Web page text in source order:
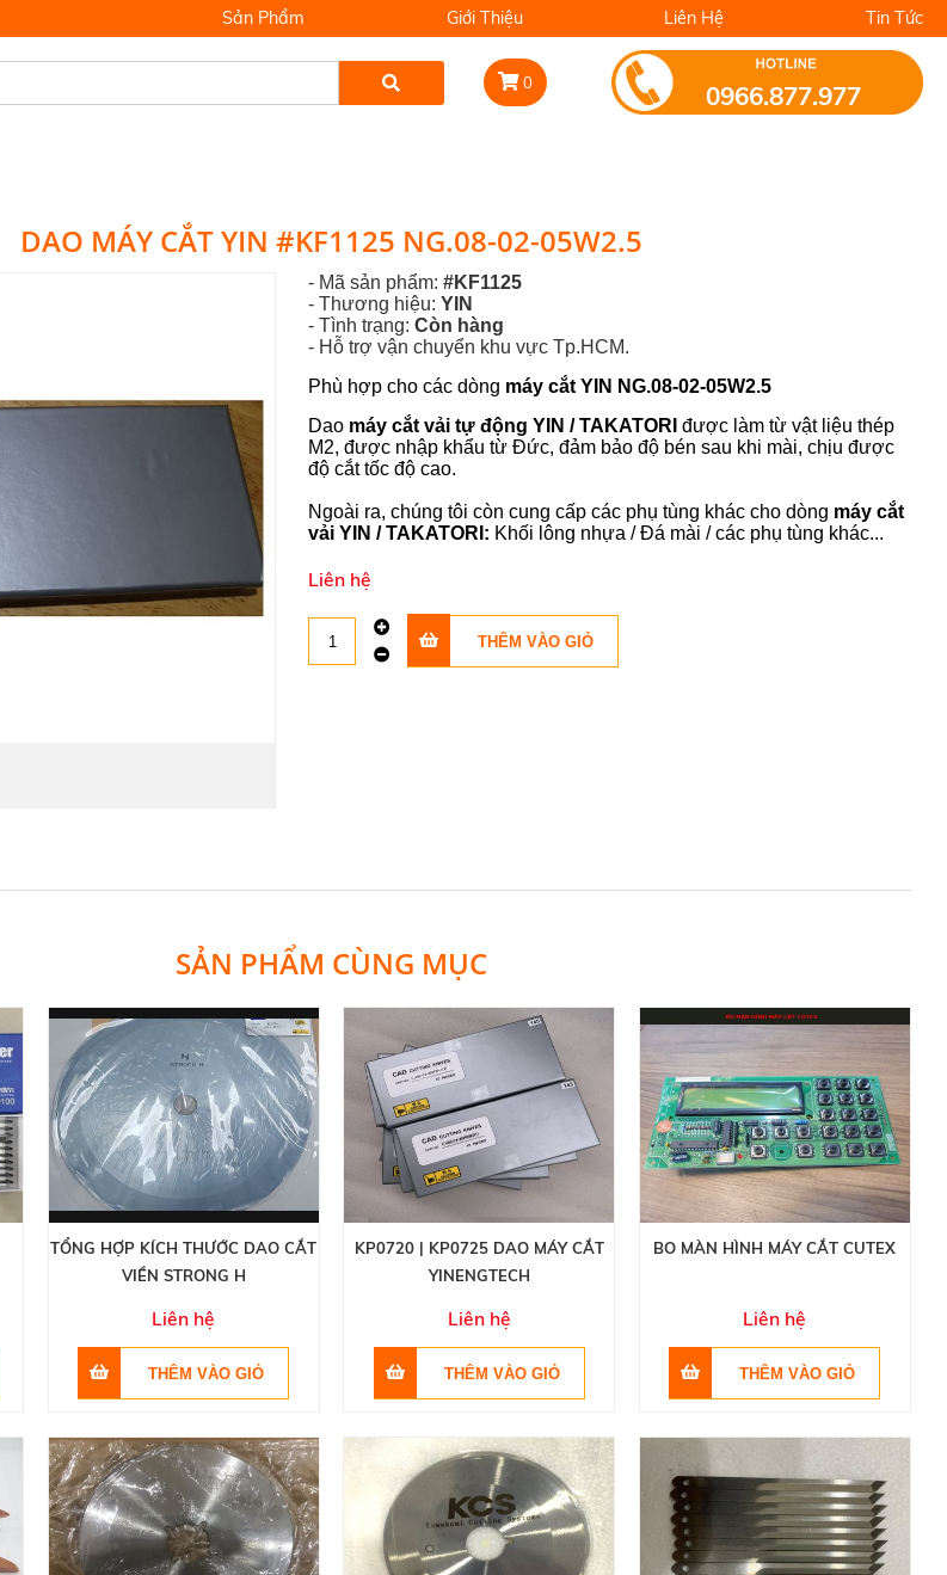
Sản Phẩm Giới Thiệu Liên Hệ Tin Tức
0 0966.877.977
DAO MÁY CẮT YIN #KF1125 NG.08-02-05W2.5
- Mã sản phẩm:#KF1125
- Thương hiệu:YIN
- Tình trạng:Còn hàng
- Hỗ trợ vận chuyển khu vực Tp.HCM.
Phù hợp cho các dòng máy cắt YIN NG.08-02-05W2.5
Dao máy cắt vải tự động YIN / TAKATORI được làm từ vật liệu thép
M2, được nhập khẩu từ Đức, đảm bảo độ bén sau khi mài, chịu được
độ cắt tốc độ cao.
Ngoài ra, chúng tôi còn cung cấp các phụ tùng khác cho dòng máy cắt
vải YIN / TAKATORI: Khối lông nhựa / Đá mài / các phụ tùng khác...
Liên hệ
SẢN PHẨM CÙNG MỤC
TỔNG HỢP KÍCH THƯỚC DAO CẮT
VIỀN STRONG H
Liên hệ
KP0720 | KP0725 DAO MÁY CẮT
YINENGTECH
Liên hệ
BO MÀN HÌNH MÁY CẮT CUTEX
Liên hệ